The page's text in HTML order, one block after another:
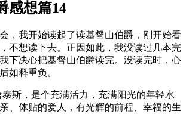
感想篇14
，我开始读起了读基督山伯爵，刚开始看
不想读下去。正因如此，我没读过几本完
下决心把基督山伯爵读完。没读完时，心
如释重负。
泰斯，是个充满活力，充满阳光的年轻水
、体贴的爱人，有光辉的前程、幸福的生